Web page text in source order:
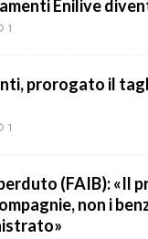
Enilive
1
prorogato il
1
(FAIB): «Il
non i